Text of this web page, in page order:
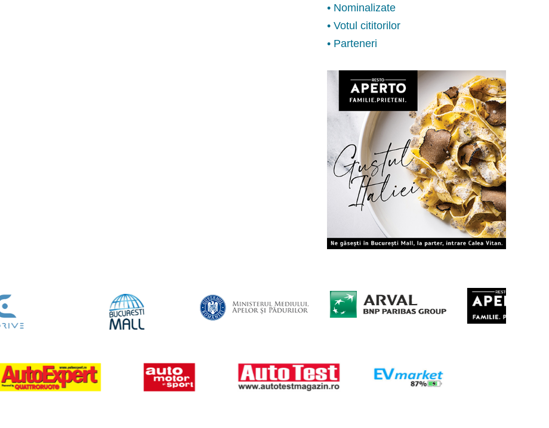
• Nominalizate
• Votul cititorilor
• Parteneri